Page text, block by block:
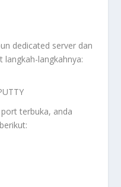
dedicated server dan
langkah-langkahnya:
terbuka, anda